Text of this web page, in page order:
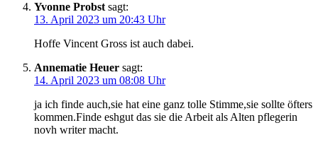
Yvonne Probst sagt:
13. April 2023 um 20:43 Uhr
Hoffe Vincent Gross ist auch dabei.
Annematie Heuer sagt:
14. April 2023 um 08:08 Uhr
ja ich finde auch,sie hat eine ganz tolle Stimme,sie sollte öfters
kommen.Finde eshgut das sie die Arbeit als Alten pflegerin
novh writer macht.